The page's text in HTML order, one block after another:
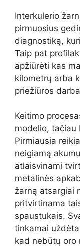
Interkulerio
pirmuosius
diagnostiką,
Taip pat
apžiūrėti kas
kilometrų arba
priežiūros
Keitimo
modelio, tačiau
Pirmiausia
neigiamą
atlaisvinami
metalinės
žarną atsargiai
pritvirtinama
spaustukais.
tinkamai
kad nebūtų oro